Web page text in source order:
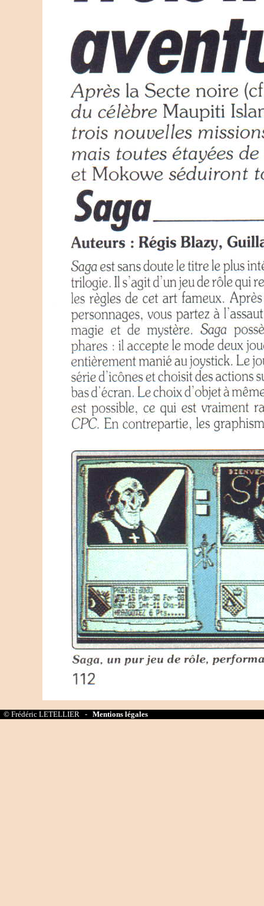
© Frédéric LETELLIER - Mentions légales